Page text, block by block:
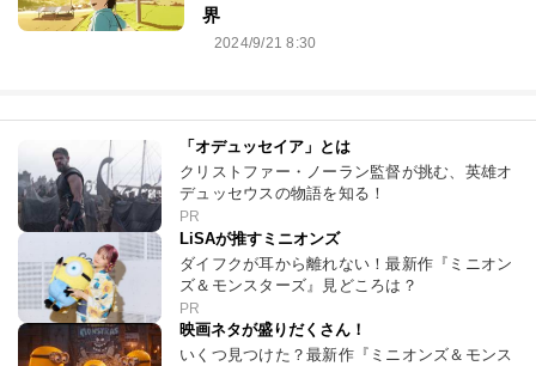
界
2024/9/21 8:30
「オデュッセイア」とは
クリストファー・ノーラン監督が挑む、英雄オ
デュッセウスの物語を知る！
PR
LiSAが推すミニオンズ
ダイフクが耳から離れない！最新作『ミニオン
ズ＆モンスターズ』見どころは？
PR
映画ネタが盛りだくさん！
いくつ見つけた？最新作『ミニオンズ＆モンス